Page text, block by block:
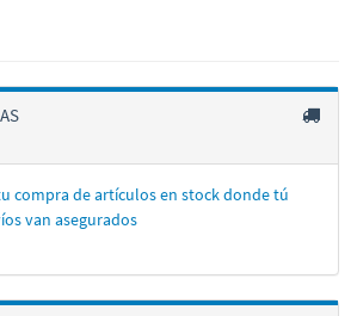
compra de artí­culos en stock donde tú
van asegurados